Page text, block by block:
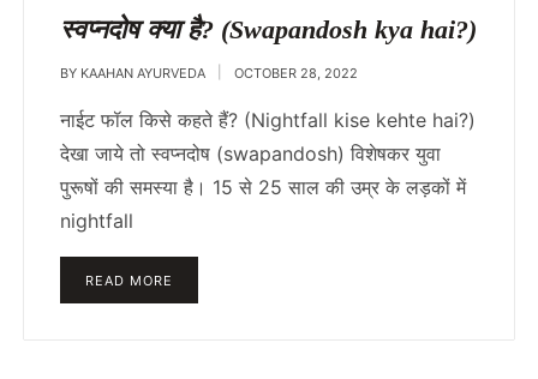
स्वप्नदोष क्या है? (Swapandosh kya hai?)
BY KAAHAN AYURVEDA OCTOBER 28, 2022
नाईट फॉल किसे कहते हैं? (Nightfall kise kehte hai?)
देखा जाये तो स्वप्नदोष (swapandosh) विशेषकर युवा
पुरूषों की समस्या है। 15 से 25 साल की उम्र के लड़कों में
nightfall
READ MORE